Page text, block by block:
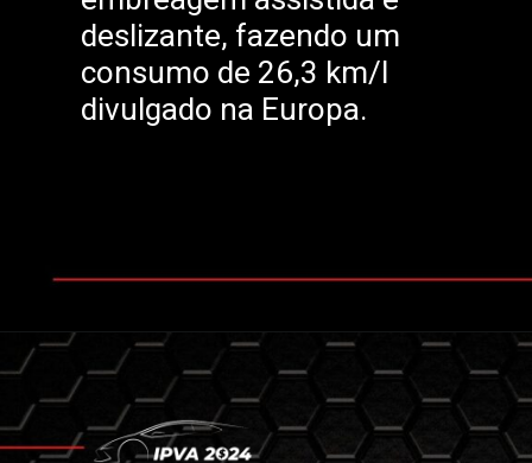
deslizante, fazendo um
consumo de 26,3 km/l
divulgado na Europa.